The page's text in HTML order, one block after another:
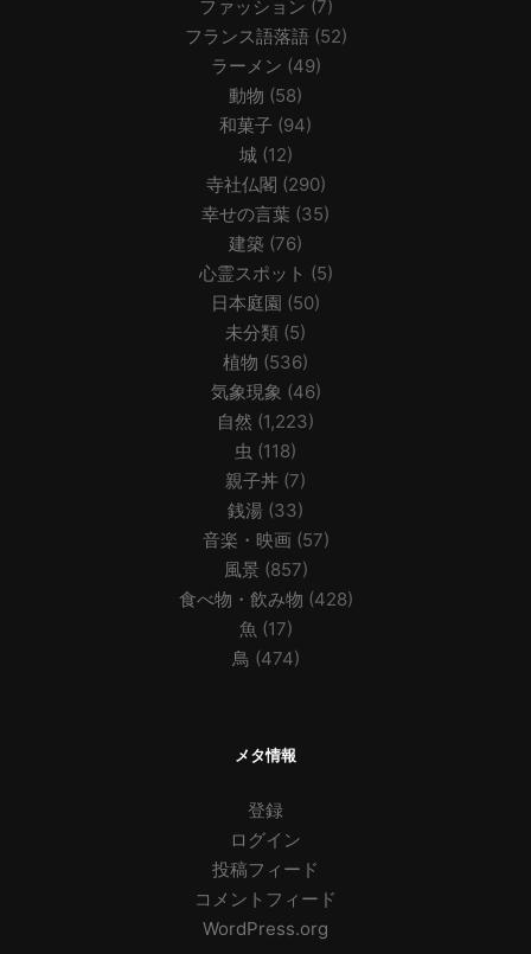
ファッション (7)
フランス語落語 (52)
ラーメン (49)
動物 (58)
和菓子 (94)
城(12)
寺社仏閣 (290)
幸せの言葉 (35)
建築 (76)
心霊スポット (5)
日本庭園 (50)
未分類 (5)
植物 (536)
気象現象 (46)
自然 (1,223)
虫 (118)
親子丼 (7)
銭湯 (33)
音楽・映画 (57)
風景(857)
食べ物・飲み物 (428)
魚 (17)
鳥 (474)
メタ情報
登録
ログイン
投稿フィード
コメントフィード
WordPress.org